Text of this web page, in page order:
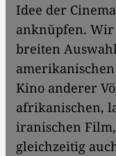
Idee der
anknüpfen.
breiten
Kino anderer
afrikanischen,
iranischen
gleichzeitig